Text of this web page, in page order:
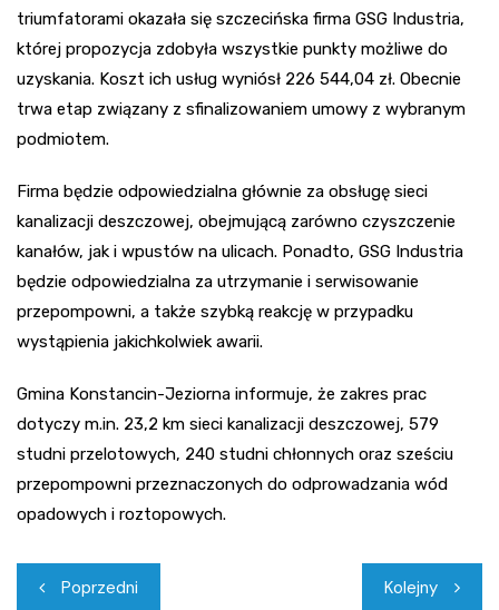
triumfatorami okazała się szczecińska firma GSG Industria,
której propozycja zdobyła wszystkie punkty możliwe do
uzyskania. Koszt ich usług wyniósł 226 544,04 zł. Obecnie
trwa etap związany z sfinalizowaniem umowy z wybranym
podmiotem.
Firma będzie odpowiedzialna głównie za obsługę sieci
kanalizacji deszczowej, obejmującą zarówno czyszczenie
kanałów, jak i wpustów na ulicach. Ponadto, GSG Industria
będzie odpowiedzialna za utrzymanie i serwisowanie
przepompowni, a także szybką reakcję w przypadku
wystąpienia jakichkolwiek awarii.
Gmina Konstancin-Jeziorna informuje, że zakres prac
dotyczy m.in. 23,2 km sieci kanalizacji deszczowej, 579
studni przelotowych, 240 studni chłonnych oraz sześciu
przepompowni przeznaczonych do odprowadzania wód
opadowych i roztopowych.
Nawigacja
Poprzedni Kolejny